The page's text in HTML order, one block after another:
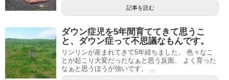
記事を読む
ダウン症児を5年間育ててきて思うこ
と、ダウン症って不思議なもんです。
リンリンが産まれてきて5年経ちました。 色々なこ
とが起こり大変だったなぁと思う反面、 よく育った
なぁと思うほうが強いです。 ...